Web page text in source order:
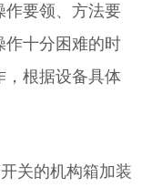
作要领、方法要
作十分困难的时
，根据设备具体
关的机构箱加装